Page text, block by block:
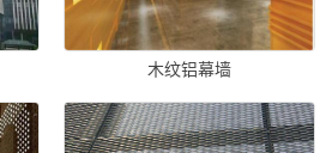
木纹铝幕墙